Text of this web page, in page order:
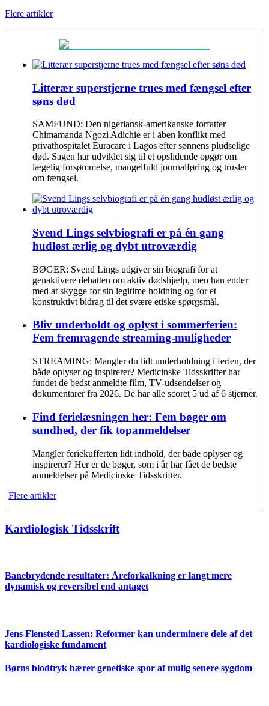
Flere artikler
Litterær superstjerne trues med fængsel efter
søns død
SAMFUND: Den nigeriansk-amerikanske forfatter
Chimamanda Ngozi Adichie er i åben konflikt med
privathospitalet Euracare i Lagos efter sønnens pludselige
død. Sagen har udviklet sig til et opslidende opgør om
lægelig forsømmelse, mangelfuld journalføring og trusler
om fængsel.
Svend Lings selvbiografi er på én gang
hudløst ærlig og dybt utroværdig
BØGER: Svend Lings udgiver sin biografi for at
genaktivere debatten om aktiv dødshjælp, men han ender
med at skygge for sin legitime holdning og for et
konstruktivt bidrag til det svære etiske spørgsmål.
Bliv underholdt og oplyst i sommerferien:
Fem fremragende streaming-muligheder
STREAMING: Mangler du lidt underholdning i ferien, der
både oplyser og inspirerer? Medicinske Tidsskrifter har
fundet de bedst anmeldte film, TV-udsendelser og
dokumentarer fra 2026. De har alle scoret 5 ud af 6 stjerner.
Find ferielæsningen her: Fem bøger om
sundhed, der fik topanmeldelser
Mangler feriekufferten lidt indhold, der både oplyser og
inspirerer? Her er de bøger, som i år har fået de bedste
anmeldelser på Medicinske Tidsskrifter.
Flere artikler
Kardiologisk Tidsskrift
Banebrydende resultater: Åreforkalkning er langt mere
dynamisk og reversibel end antaget
Jens Flensted Lassen: Reformer kan underminere dele af det
kardiologiske fundament
Børns blodtryk bærer genetiske spor af mulig senere sygdom